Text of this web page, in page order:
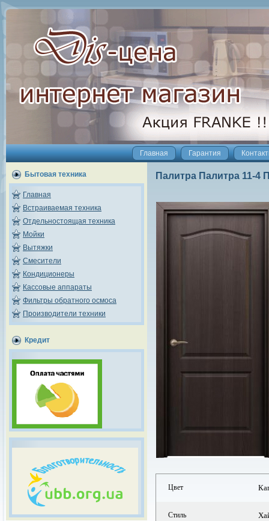
Главная Гарантия
Бытовая техника
Главная
Встраиваемая техника
Отдельностоящая техника
Мойки
Вытяжки
Смесители
Кондиционеры
Кассовые аппараты
Фильтры обратного осмоса
Производители техники
Кредит
Палитра Палитра 11-4
Цвет
Стиль